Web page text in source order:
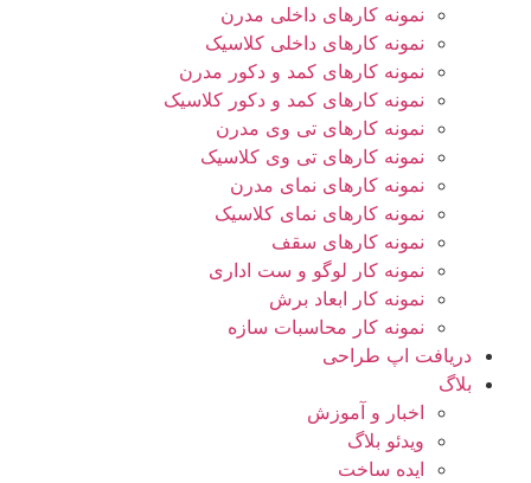
نمونه کارهای داخلی مدرن
نمونه کارهای داخلی کلاسیک
نمونه کارهای کمد و دکور مدرن
نمونه کارهای کمد و دکور کلاسیک
نمونه کارهای تی وی مدرن
نمونه کارهای تی وی کلاسیک
نمونه کارهای نمای مدرن
نمونه کارهای نمای کلاسیک
نمونه کارهای سقف
نمونه کار لوگو و ست اداری
نمونه کار ابعاد برش
نمونه کار محاسبات سازه
دریافت اپ طراحی
بلاگ
اخبار و آموزش
ویدئو بلاگ
ایده ساخت